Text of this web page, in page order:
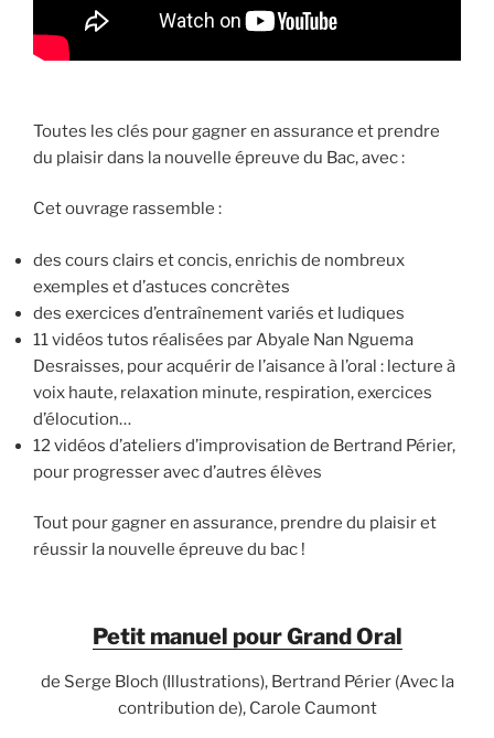
Toutes les clés pour gagner en assurance et prendre
du plaisir dans la nouvelle épreuve du Bac, avec :
Cet ouvrage rassemble :
des cours clairs et concis, enrichis de nombreux
exemples et d’astuces concrètes
des exercices d’entraînement variés et ludiques
11 vidéos tutos réalisées par Abyale Nan Nguema
Desraisses, pour acquérir de l’aisance à l’oral : lecture à
voix haute, relaxation minute, respiration, exercices
d’élocution…
12 vidéos d’ateliers d’improvisation de Bertrand Périer,
pour progresser avec d’autres élèves
Tout pour gagner en assurance, prendre du plaisir et
réussir la nouvelle épreuve du bac !
Petit manuel pour Grand Oral
de Serge Bloch (Illustrations), Bertrand Périer (Avec la
contribution de), Carole Caumont